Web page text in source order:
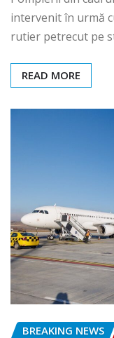
intervenit în urmă
rutier petrecut pe
READ MORE
BREAKING NEWS